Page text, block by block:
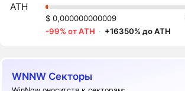
ATH
$ 0,000000000009
-99% от ATH · +16350% до ATH
WNNW Секторы